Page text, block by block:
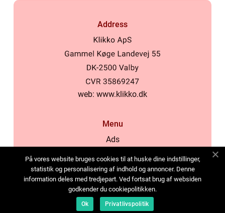
Address
web: www.klikko.dk
Menu
Ads
Cookies
Contact
Sitemap
På vores website bruges cookies til at huske dine indstillinger,
statistik og personalisering af indhold og annoncer. Denne
information deles med tredjepart. Ved fortsat brug af websiden
godkender du cookiepolitikken.
Ok Privatlivspolitik